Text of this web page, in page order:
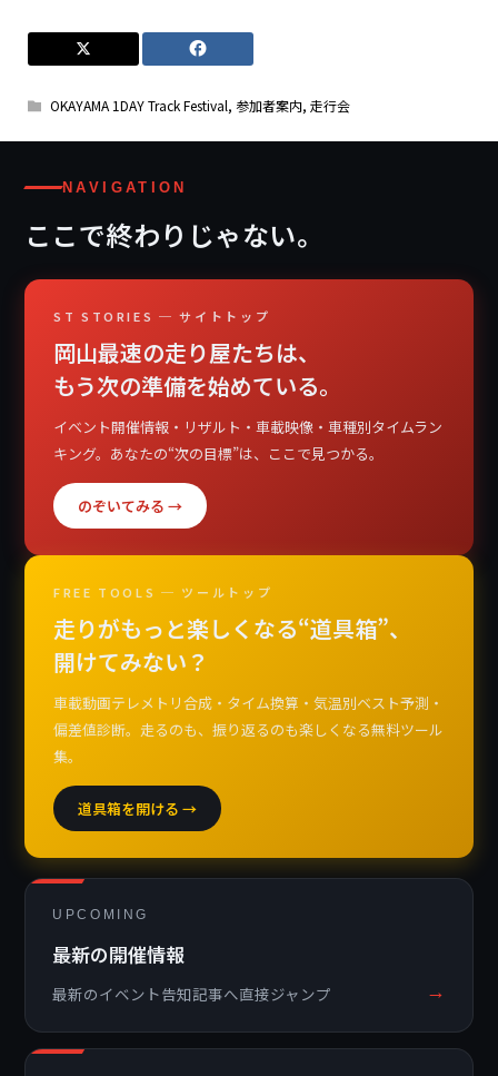
OKAYAMA 1DAY Track Festival, 参加者案内, 走行会
NAVIGATION
ここで終わりじゃない。
ST STORIES ─ サイトトップ
岡山最速の走り屋たちは、
もう次の準備を始めている。
イベント開催情報・リザルト・車載映像・車種別タイムラン
キング。あなたの“次の目標”は、ここで見つかる。
のぞいてみる →
FREE TOOLS ─ ツールトップ
走りがもっと楽しくなる“道具箱”、
開けてみない？
車載動画テレメトリ合成・タイム換算・気温別ベスト予測・
偏差値診断。走るのも、振り返るのも楽しくなる無料ツール
集。
道具箱を開ける →
UPCOMING
最新の開催情報
最新のイベント告知記事へ直接ジャンプ →